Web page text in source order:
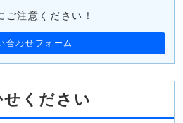
注意ください！
合わせフォーム
せください